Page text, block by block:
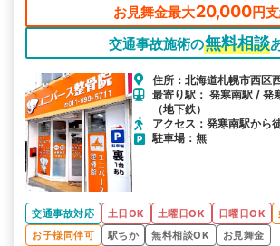
お見舞金最大20,000円
交通事故施術の無料相談
住所：北海道札幌市西区
最寄り駅： 発寒南駅 / 発
（地下鉄）
アクセス：発寒南駅から
駐車場：無
交通事故対応 土日OK 土曜日OK 日曜日OK
お子様同伴可
駅ちか 無料相談OK お見舞金